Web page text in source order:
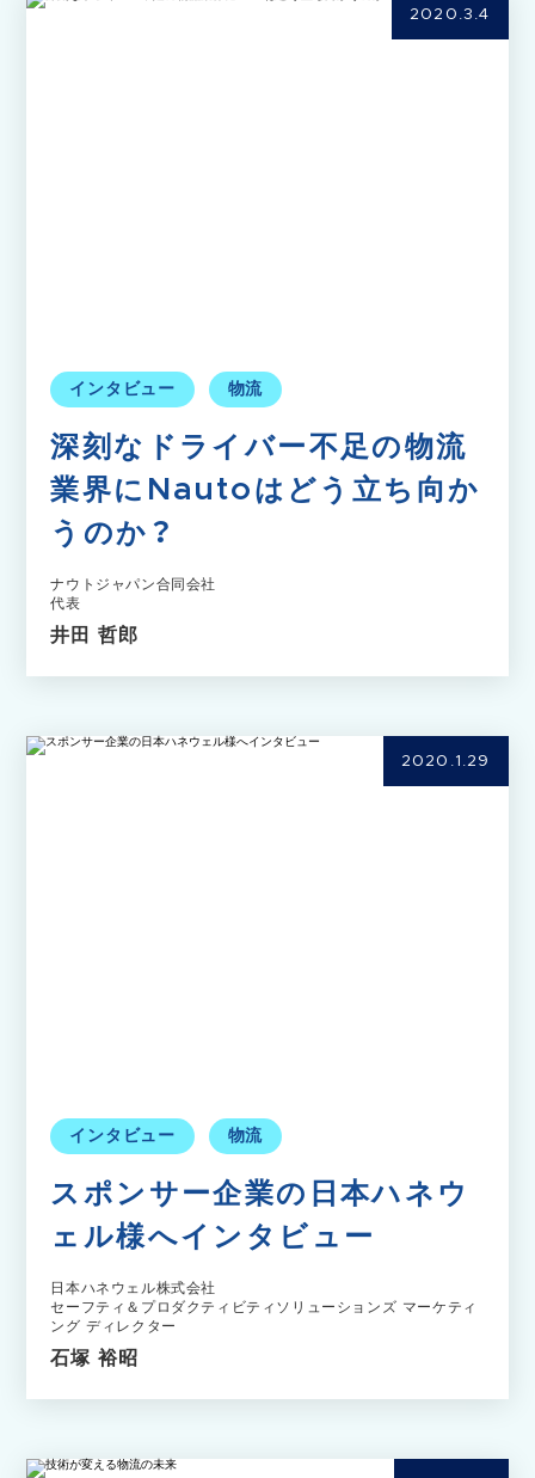
インタビュー 物流
深刻なドライバー不足の物流
業界にNautoはどう立ち向か
うのか？
2020.3.4
ナウトジャパン合同会社
代表
井田 哲郎
インタビュー 物流
スポンサー企業の日本ハネウ
ェル様へインタビュー
2020.1.29
日本ハネウェル株式会社
セーフティ＆プロダクティビティソリューションズ マーケティ
ング ディレクター
石塚 裕昭